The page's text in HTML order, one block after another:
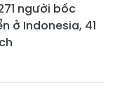
người bốc
ở Indonesia, 41